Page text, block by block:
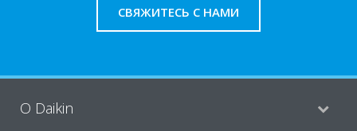
СВЯЖИТЕСЬ С НАМИ
O Daikin